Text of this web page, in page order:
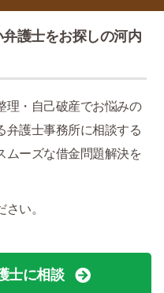
護士をお探しの河内
理・自己破産でお悩みの
弁護士事務所に相談する
ムーズな借金問題解決を
い。
士に相談